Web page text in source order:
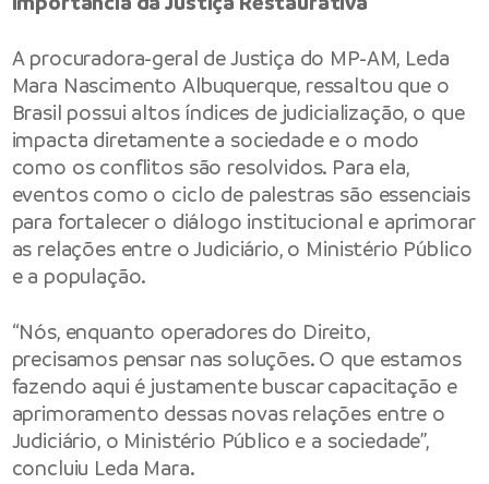
A procuradora-geral de Justiça do MP-AM, Leda
Mara Nascimento Albuquerque, ressaltou que o
Brasil possui altos índices de judicialização, o que
impacta diretamente a sociedade e o modo
como os conflitos são resolvidos. Para ela,
eventos como o ciclo de palestras são essenciais
para fortalecer o diálogo institucional e aprimorar
as relações entre o Judiciário, o Ministério Público
e a população.
“Nós, enquanto operadores do Direito,
precisamos pensar nas soluções. O que estamos
fazendo aqui é justamente buscar capacitação e
aprimoramento dessas novas relações entre o
Judiciário, o Ministério Público e a sociedade”,
concluiu Leda Mara.